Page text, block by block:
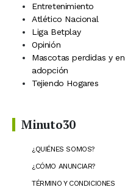
Entretenimiento
Atlético Nacional
Liga Betplay
Opinión
Mascotas perdidas y en
adopción
Tejiendo Hogares
Minuto30
¿QUIÉNES SOMOS?
¿CÓMO ANUNCIAR?
TÉRMINO Y CONDICIONES